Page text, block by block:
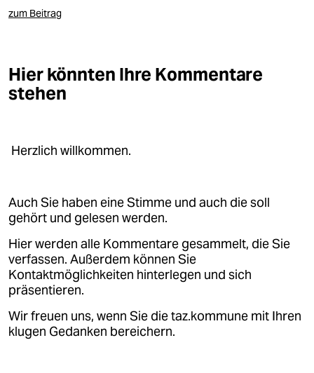
zum Beitrag
Hier könnten Ihre Kommentare
stehen
Herzlich willkommen.
Auch Sie haben eine Stimme und auch die soll
gehört und gelesen werden.
Hier werden alle Kommentare gesammelt, die Sie
verfassen. Außerdem können Sie
Kontaktmöglichkeiten hinterlegen und sich
präsentieren.
Wir freuen uns, wenn Sie die taz.kommune mit Ihren
klugen Gedanken bereichern.